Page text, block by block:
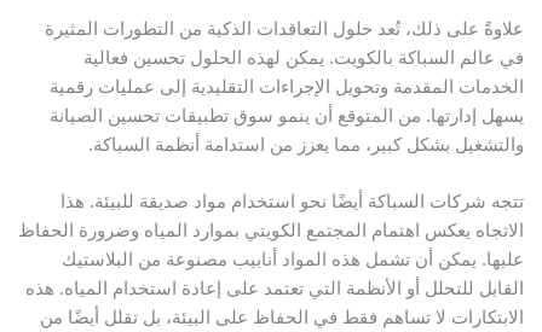
علاوةً على ذلك، تُعد حلول التعاقدات الذكية من التطورات المثيرة
في عالم السباكة بالكويت. يمكن لهذه الحلول تحسين فعالية
الخدمات المقدمة وتحويل الإجراءات التقليدية إلى عمليات رقمية
يسهل إدارتها. من المتوقع أن ينمو سوق تطبيقات تحسين الصيانة
والتشغيل بشكل كبير، مما يعزز من استدامة أنظمة السباكة.
تتجه شركات السباكة أيضًا نحو استخدام مواد صديقة للبيئة. هذا
الاتجاه يعكس اهتمام المجتمع الكويتي بموارد المياه وضرورة الحفاظ
عليها. يمكن أن تشمل هذه المواد أنابيب مصنوعة من البلاستيك
القابل للتحلل أو الأنظمة التي تعتمد على إعادة استخدام المياه. هذه
الابتكارات لا تساهم فقط في الحفاظ على البيئة، بل تقلل أيضًا من